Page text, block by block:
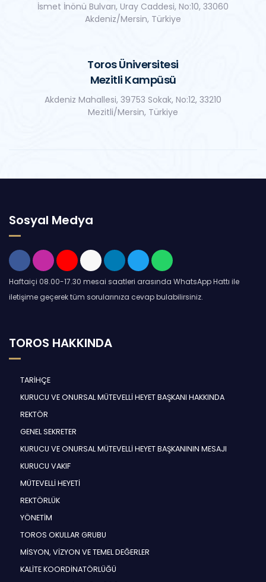
İsmet İnönü Bulvarı, Uray Caddesi, No:10, 33060
Akdeniz/Mersin, Türkiye
Toros Üniversitesi
Mezitli Kampüsü
Akdeniz Mahallesi, 39753 Sokak, No:12, 33210
Mezitli/Mersin, Türkiye
Sosyal Medya
Haftaiçi 08.00-17.30 mesai saatleri arasında WhatsApp Hattı ile
iletişime geçerek tüm sorularınıza cevap bulabilirsiniz.
TOROS HAKKINDA
TARİHÇE
KURUCU VE ONURSAL MÜTEVELLİ HEYET BAŞKANI HAKKINDA
REKTÖR
GENEL SEKRETER
KURUCU VE ONURSAL MÜTEVELLİ HEYET BAŞKANININ MESAJI
KURUCU VAKIF
MÜTEVELLİ HEYETİ
REKTÖRLÜK
YÖNETİM
TOROS OKULLAR GRUBU
MİSYON, VİZYON VE TEMEL DEĞERLER
KALİTE KOORDİNATÖRLÜĞÜ